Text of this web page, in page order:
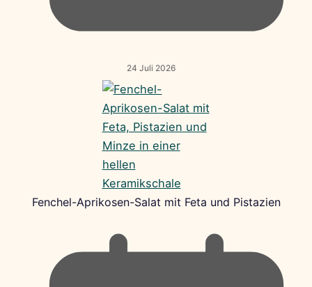
24 Juli 2026
Fenchel-Aprikosen-Salat mit Feta und Pistazien